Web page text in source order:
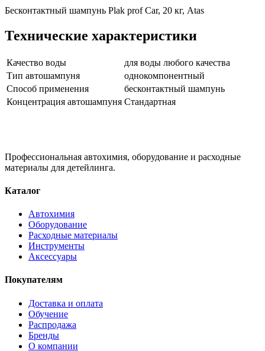
Бесконтактный шампунь Plak prof Car, 20 кг, Atas
Технические характеристики
Качество воды
для воды любого качества
Тип автошампуня
однокомпонентный
Способ применения
бесконтактный шампунь
Концентрация автошампуня Стандартная
Профессиональная автохимия, оборудование и расходные
материалы для детейлинга.
Каталог
Автохимия
Оборудование
Расходные материалы
Инструменты
Аксессуары
Покупателям
Доставка и оплата
Обучение
Распродажа
Бренды
О компании